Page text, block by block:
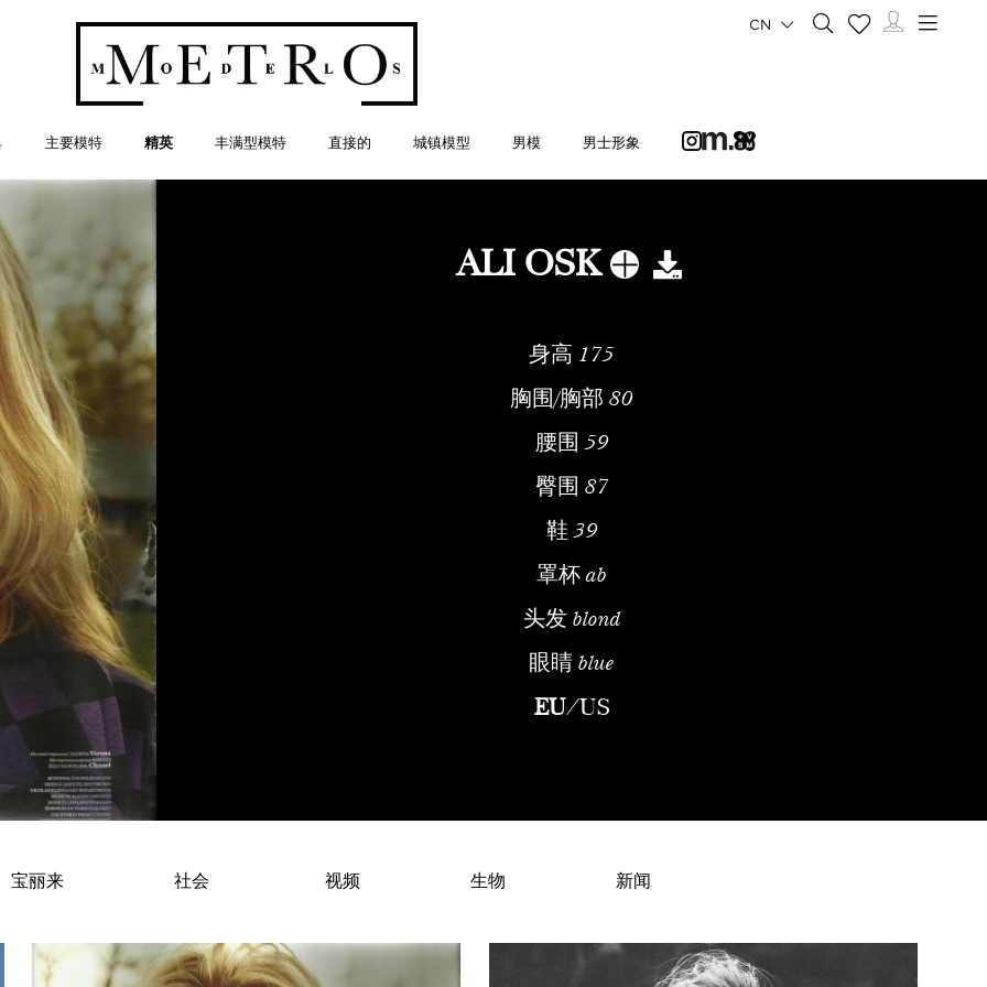
主要模特 精英 丰满型模特 直接的 城镇模型 男模 男士形象
CN
ALI OSK
身高 175
胸围/胸部 80
腰围 59
臀围 87
鞋 39
罩杯 ab
头发 blond
眼睛 blue
EU/US
Ali Osk (Anastasiia Oskolkova) – Russian Fashion ModelEarly Life and
宝丽来 社会 视频 生物 新闻